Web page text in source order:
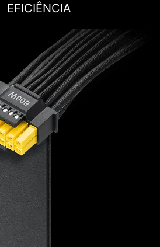
EFICIÊNCIA